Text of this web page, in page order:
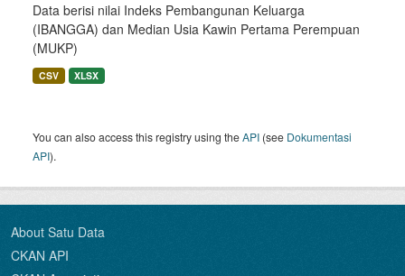
Data berisi nilai Indeks Pembangunan Keluarga
(IBANGGA) dan Median Usia Kawin Pertama Perempuan
(MUKP)
CSV XLSX
You can also access this registry using theAPI (see Dokumentasi
API).
About Satu Data
CKAN API